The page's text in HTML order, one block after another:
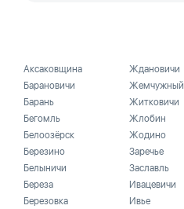
Аксаковщина
Барановичи
Барань
Бегомль
Белоозёрск
Березино
Белыничи
Береза
Березовка
Ждановичи
Жемчужный
Житковичи
Жлобин
Жодино
Заречье
Заславль
Ивацевичи
Ивье